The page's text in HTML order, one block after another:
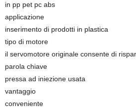
in pp pet pc abs
applicazione
inserimento di prodotti in plastica
tipo di motore
il servomotore originale consente di
parola chiave
pressa ad iniezione usata
vantaggio
conveniente